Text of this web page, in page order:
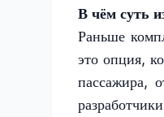
В чём суть
Раньше
это опция,
пассажира,